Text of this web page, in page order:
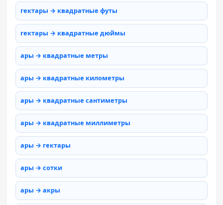
гектары → квадратные футы
гектары → квадратные дюймы
ары → квадратные метры
ары → квадратные километры
ары → квадратные сантиметры
ары → квадратные миллиметры
ары → гектары
ары → сотки
ары → акры